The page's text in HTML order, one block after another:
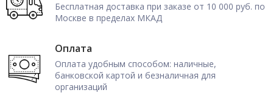
Бесплатная доставка при заказе от 10 000 руб. по
Москве в пределах МКАД
Оплата
Оплата удобным способом: наличные,
банковской картой и безналичная для
организаций